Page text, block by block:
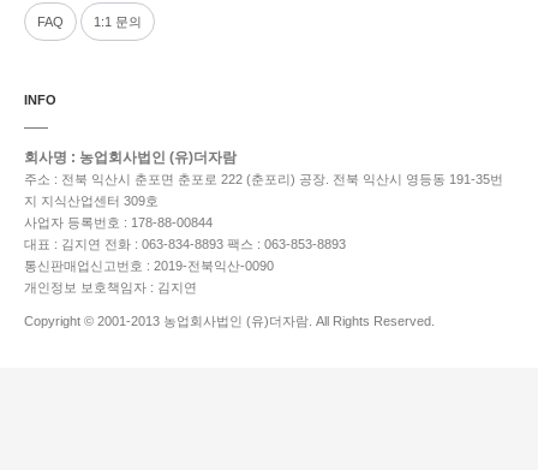
FAQ 1:1 문의
INFO
회사명 : 농업회사법인 (유)더자람
주소 : 전북 익산시 춘포면 춘포로 222 (춘포리) 공장. 전북 익산시 영등동 191-35번
지 지식산업센터 309호
사업자 등록번호 : 178-88-00844
대표 : 김지연 전화 : 063-834-8893 팩스 : 063-853-8893
통신판매업신고번호 : 2019-전북익산-0090
개인정보 보호책임자 : 김지연
Copyright © 2001-2013 농업회사법인 (유)더자람. All Rights Reserved.